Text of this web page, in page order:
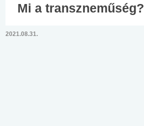
Mi a transzneműség?
2021.08.31.